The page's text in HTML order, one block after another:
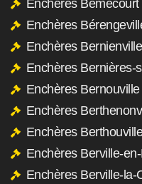
Enchères
Enchères
Enchères
Enchères Bernières-
Enchères
Enchères
Enchères
Enchères Berville-
Enchères Berville-